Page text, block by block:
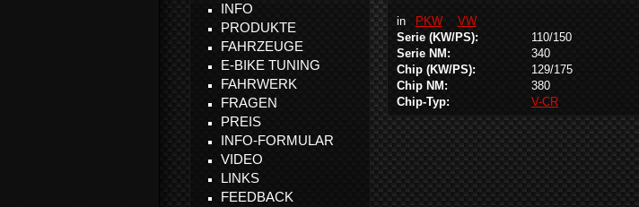
in PKW
VW
Serie (KW/PS):
110/150
Serie NM:
340
Chip (KW/PS):
129/175
Chip NM:
380
Chip-Typ:
V-CR
INFO
PRODUKTE
FAHRZEUGE
E-BIKE TUNING
FAHRWERK
FRAGEN
PREIS
INFO-FORMULAR
VIDEO
LINKS
FEEDBACK